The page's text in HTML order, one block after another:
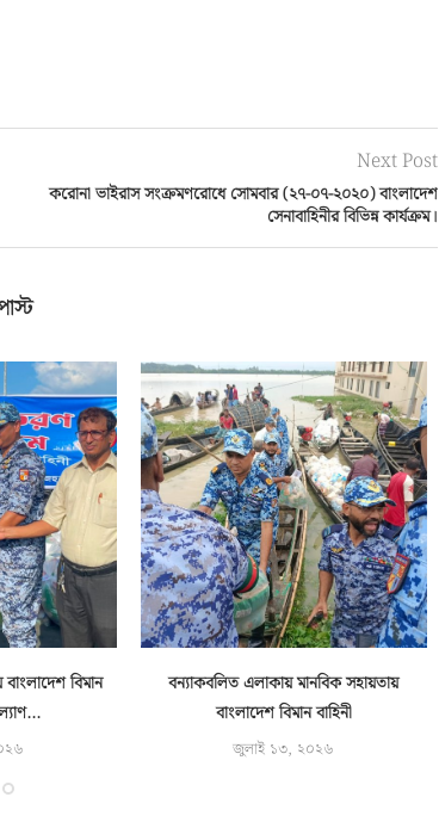
Next Post
করোনা ভাইরাস সংক্রমণরোধে সোমবার (২৭-০৭-২০২০) বাংলাদেশ
সেনাবাহিনীর বিভিন্ন কার্যক্রম।
বিমান
বন্যাকবলিত এলাকায় মানবিক সহায়তায়
বাংলাদেশ বিমান বাহিনী
জুলাই ১৩, ২০২৬